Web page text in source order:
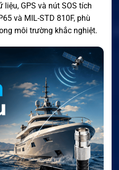
GPS và nút SOS tích
và MIL-STD 810F, phù
môi trường khắc nghiệt.